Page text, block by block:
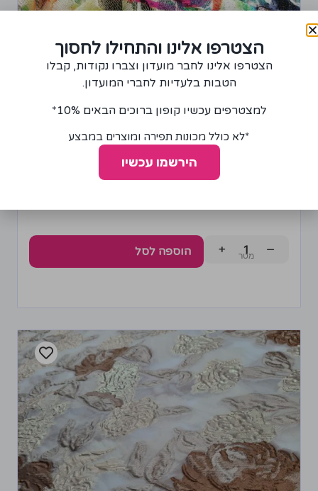
בד רשת עם הדפס פרחוני
20.00
−
+ הוספה לסל
הצטרפו אלינו והתחילו לחסוך
הצטרפו אלינו לחבר מועדון וצברו נקודות, קבלו
הטבות בלעדיות לחברי המועדון.
למצטרפים עכשיו קופון ברוכים הבאים 10%*
*לא כולל מכונות תפירה ומוצרים במבצע
הירשמו עכשיו